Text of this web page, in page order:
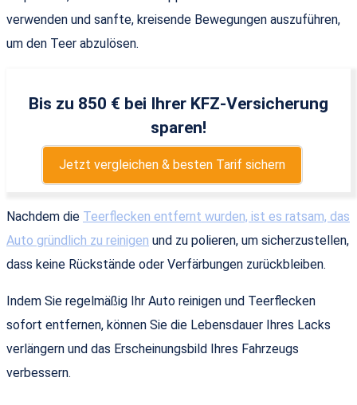
verwenden und sanfte, kreisende Bewegungen auszuführen,
um den Teer abzulösen.
Bis zu 850 € bei Ihrer KFZ-Versicherung
sparen!
Jetzt vergleichen & besten Tarif sichern
Nachdem die Teerflecken entfernt wurden, ist es ratsam, das
Auto gründlich zu reinigen und zu polieren, um sicherzustellen,
dass keine Rückstände oder Verfärbungen zurückbleiben.
Indem Sie regelmäßig Ihr Auto reinigen und Teerflecken
sofort entfernen, können Sie die Lebensdauer Ihres Lacks
verlängern und das Erscheinungsbild Ihres Fahrzeugs
verbessern.